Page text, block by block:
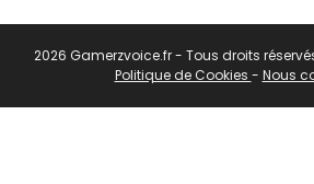
2026 Gamerzvoice.fr - Tous droits
Politique de Cookies - Nous